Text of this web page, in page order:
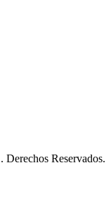
. Derechos Reservados.